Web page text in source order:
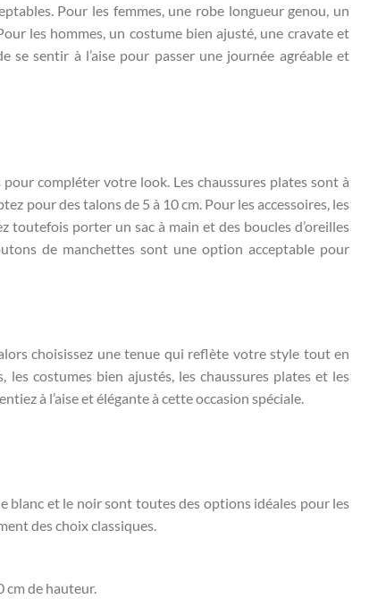
Pour les femmes, une robe longueur genou, un
les hommes, un costume bien ajusté, une cravate et
se sentir à l’aise pour passer une journée agréable et
compléter votre look. Les chaussures plates sont à
pour des talons de 5 à 10 cm. Pour les accessoires, les
porter un sac à main et des boucles d’oreilles
de manchettes sont une option acceptable pour
choisissez une tenue qui reflète votre style tout en
costumes bien ajustés, les chaussures plates et les
à l’aise et élégante à cette occasion spéciale.
blanc et le noir sont toutes des options idéales pour les
des choix classiques.
cm de hauteur.